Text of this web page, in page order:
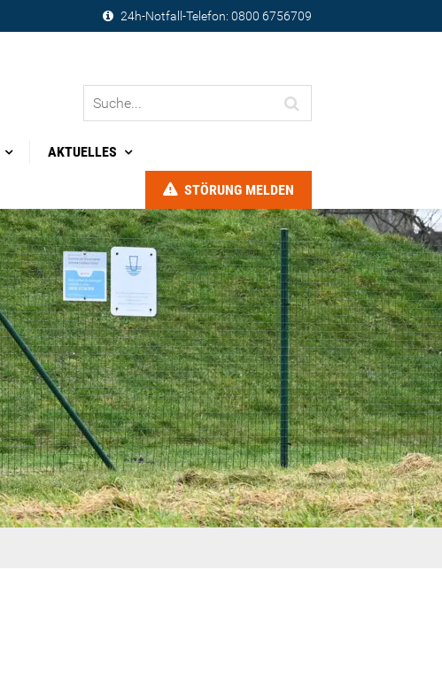
24h-Notfall-Telefon: 0800 6756709
AKTUELLES
STÖRUNG MELDEN